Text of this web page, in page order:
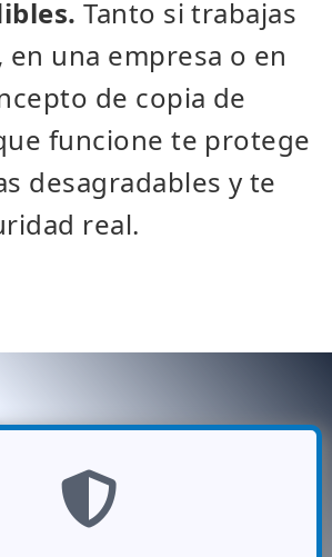
Tanto si trabajas
en una empresa o en
de copia de
funcione te protege
desagradables y te
real.